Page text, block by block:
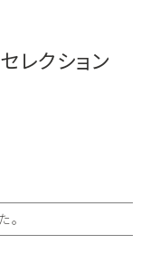
レクション
。